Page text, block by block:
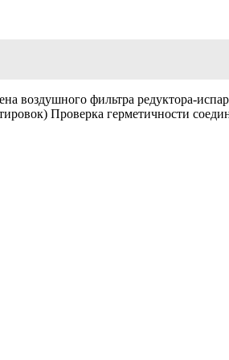
воздушного фильтра редуктора-
Проверка герметичности